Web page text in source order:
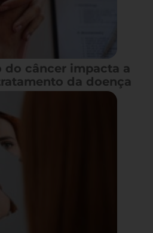
do câncer impacta a
da doença